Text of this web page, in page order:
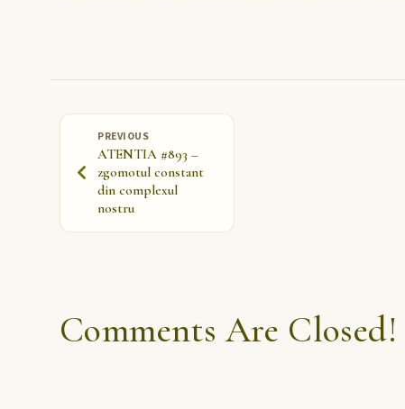
PREVIOUS
ATENTIA #893 –
zgomotul constant
din complexul
nostru
Comments Are Closed!